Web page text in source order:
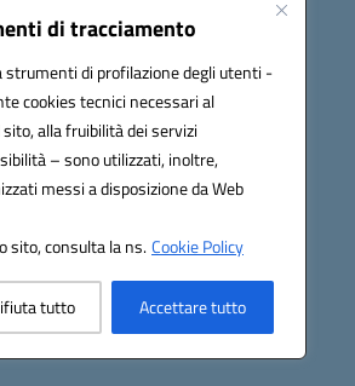
di tracciamento
di profilazione degli utenti -
cookies tecnici necessari al
alla fruibilità dei servizi
– sono utilizzati, inoltre,
messi a disposizione da Web
sito, consulta la ns.Cookie Policy
tutto Accettare tutto